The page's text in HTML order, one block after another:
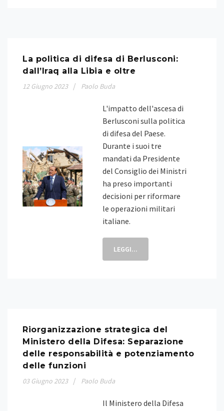
La politica di difesa di Berlusconi:
dall’Iraq alla Libia e oltre
12 Giugno 2023 Paolo Buda
L'impatto dell'ascesa di
Berlusconi sulla politica
di difesa del Paese.
Durante i suoi tre
mandati da Presidente
del Consiglio dei Ministri
ha preso importanti
decisioni per riformare
le operazioni militari
italiane.
LEGGI...
Riorganizzazione strategica del
Ministero della Difesa: Separazione
delle responsabilità e potenziamento
delle funzioni
03 Giugno 2023 Paolo Buda
Il Ministero della Difesa